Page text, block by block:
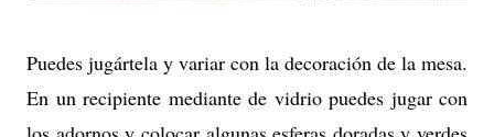
Puedes jugártela y variar con la decoración de la mesa.
En un recipiente mediante de vidrio puedes jugar con